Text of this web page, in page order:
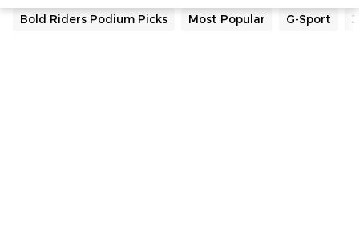
Bold Riders Podium Picks
Most Popular G-Sport